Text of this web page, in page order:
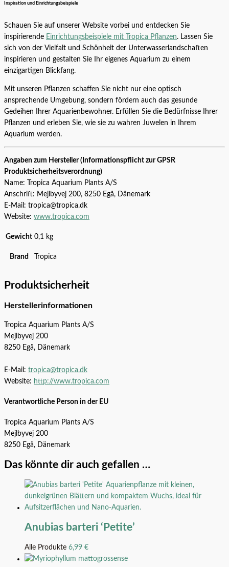
Inspiration und Einrichtungsbeispiele
Schauen Sie auf unserer Website vorbei und entdecken Sie
inspirierende Einrichtungsbeispiele mit Tropica Pflanzen. Lassen Sie
sich von der Vielfalt und Schönheit der Unterwasserlandschaften
inspirieren und gestalten Sie Ihr eigenes Aquarium zu einem
einzigartigen Blickfang.
Mit unseren Pflanzen schaffen Sie nicht nur eine optisch
ansprechende Umgebung, sondern fördern auch das gesunde
Gedeihen Ihrer Aquarienbewohner. Erfüllen Sie die Bedürfnisse Ihrer
Pflanzen und erleben Sie, wie sie zu wahren Juwelen in Ihrem
Aquarium werden.
Angaben zum Hersteller (Informationspflicht zur GPSR
Produktsicherheitsverordnung)
Name: Tropica Aquarium Plants A/S
Anschrift: Mejlbyvej 200, 8250 Egå, Dänemark
E-Mail: tropica@tropica.dk
Website: www.tropica.com
Gewicht 0,1 kg
Brand Tropica
Produktsicherheit
Herstellerinformationen
Tropica Aquarium Plants A/S
Mejlbyvej 200
8250 Egå, Dänemark
E-Mail: tropica@tropica.dk
Website: http://www.tropica.com
Verantwortliche Person in der EU
Tropica Aquarium Plants A/S
Mejlbyvej 200
8250 Egå, Dänemark
Das könnte dir auch gefallen …
Anubias barteri ‘Petite’
Alle Produkte 6,99 €